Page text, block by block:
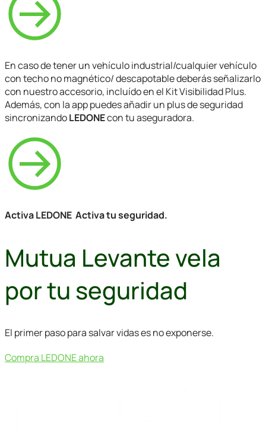
En caso de tener un vehículo industrial/cualquier vehículo
con techo no magnético/ descapotable deberás señalizarlo
con nuestro accesorio, incluído en el Kit Visibilidad Plus.
Además, con la app puedes añadir un plus de seguridad
sincronizandoLEDONEcon tu aseguradora.
Activa LEDONE Activa tu seguridad.
Mutua Levante vela
por tu seguridad
El primer paso para salvar vidas es no exponerse.
Compra LEDONE ahora